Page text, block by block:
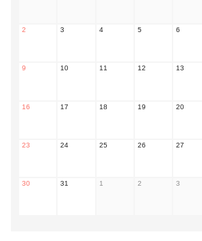
2 3 4 5 6
9 10 11 12 13
16 17 18 19 20
23 24 25 26 27
30 31 1 2 3